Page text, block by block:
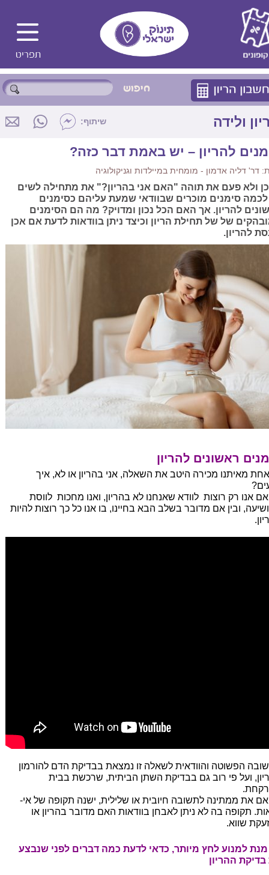
ולידה שיתוף:
להריון – יש באמת דבר כזה?
דר' דליה אדמון - מומחית במיילדות וגניקולוגיה
ולא פעם את תוהה "האם אני בהריון?" את מתחילה לשים
סימנים מוכרים שבוודאי שמעת עליהם כסימנים
להריון. אך האם הכל נכון ומדויק? מה הם הסימנים
של של תחילת הריון וכיצד ניתן בוודאות לדעת אם אכן
להריון.
ראשונים להריון
מאיתנו מכירה היטב את השאלה, אני בהריון או לא, איך
אם אנו רק רוצות לוודא שאנחנו לא בהריון, ואנו מחכות לווסת
ובין אם מדובר בשלב הבא בחיינו, בו אנו כל כך רוצות להיות
הפשוטה והוודאית לשאלה זו נמצאת בבדיקת הדם להורמון
ועל פי רוב גם בבדיקת השתן הביתית, שרכשת בבית
אם את ממתינה לתשובה חיובית או שלילית, ישנה תקופה של אי-
תקופה בה לא ניתן לאבחן בוודאות האם מדובר בהריון או
שווא.
למנוע לחץ מיותר, כדאי לדעת כמה דברים לפני שנבצע
ההריון